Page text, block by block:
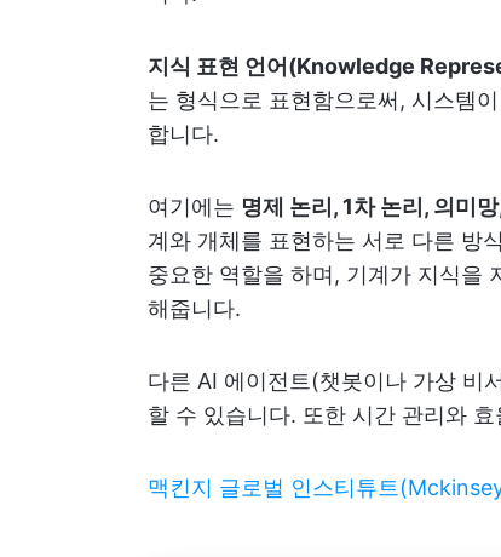
지식 표현 언어(Knowledge
는 형식으로 표현함으로써, 시스템
합니다.
여기에는 명제 논리, 1차 논리, 의미
계와 개체를 표현하는 서로 다른 방
중요한 역할을 하며, 기계가 지식을
해줍니다.
다른 AI 에이전트(챗봇이나 가상 비
할 수 있습니다. 또한 시간 관리와
맥킨지 글로벌 인스티튜트